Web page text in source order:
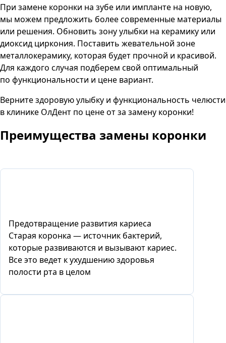
При замене коронки на зубе или импланте на новую,
мы можем предложить более современные материалы
или решения. Обновить зону улыбки на керамику или
диоксид циркония. Поставить жевательной зоне
металлокерамику, которая будет прочной и красивой.
Для каждого случая подберем свой оптимальный
по функциональности и цене вариант.
Верните здоровую улыбку и функциональность челюсти
в клинике ОлДент по цене от за замену коронки!
Преимущества замены коронки
Предотвращение развития кариеса
Старая коронка — источник бактерий,
которые развиваются и вызывают кариес.
Все это ведет к ухудшению здоровья
полости рта в целом